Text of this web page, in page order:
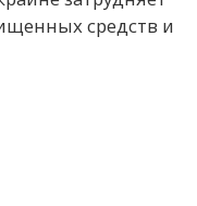
средств и